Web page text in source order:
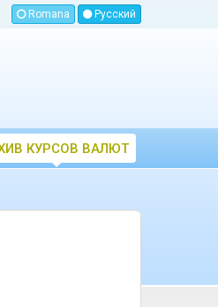
Romana Русский
КУРСОВ ВАЛЮТ
НБМ